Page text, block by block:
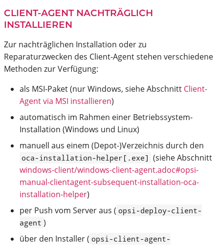
CLIENT-AGENT NACHTRÄGLICH
INSTALLIEREN
Zur nachträglichen Installation oder zu
Reparaturzwecken des Client-Agent stehen verschiedene
Methoden zur Verfügung:
als MSI-Paket (nur Windows, siehe Abschnitt Client-
Agent via MSI installieren)
automatisch im Rahmen einer Betriebssystem-
Installation (Windows und Linux)
manuell aus einem (Depot-)Verzeichnis durch den
oca-installation-helper[.exe] (siehe Abschnitt
windows-client/windows-client-agent.adoc#opsi-
manual-clientagent-subsequent-installation-oca-
installation-helper)
per Push vom Server aus ( opsi-deploy-client-
agent )
über den Installer ( opsi-client-agent-